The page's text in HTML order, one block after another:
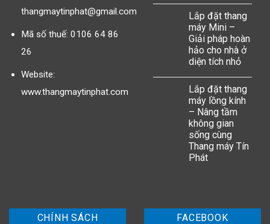
thangmaytinphat@gmail.com
Mã số thuế: 0106 64 86
26
Website:
www.thangmaytinphat.com
Lắp đặt thang
máy Mini –
Giải pháp hoàn
hảo cho nhà ở
diện tích nhỏ
Lắp đặt thang
máy lồng kính
– Nâng tầm
không gian
sống cùng
Thang máy Tín
Phát
CHÍNH SÁCH FACEBOOK